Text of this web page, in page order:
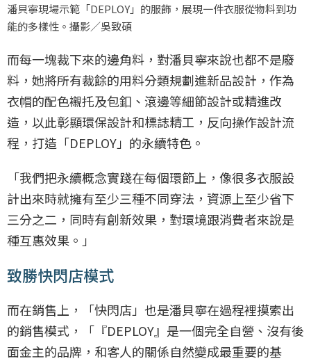
潘貝寧現場示範「DEPLOY」的服飾，展現一件衣服從物料到功
能的多樣性。攝影／吳致碩
而每一塊裁下來的邊角料，對潘貝寧來說也都不是廢
料，她將所有裁餘的用料分類規劃進新品設計，作為
衣帽的配色襯托及包釦、滾邊等細節設計或精進改
造，以此彰顯環保設計和標誌精工，反向操作設計流
程，打造「DEPLOY」的永續特色。
「我們把永續概念實踐在每個環節上，像很多衣服設
計出來時就擁有至少三種不同穿法，資源上至少省下
三分之二，同時有創新效果，對環境跟消費者來說是
種互惠效果。」
致勝快閃店模式
而在銷售上，「快閃店」也是潘貝寧在過程裡摸索出
的銷售模式，「『DEPLOY』是一個完全自營、沒有後
面金主的品牌，和客人的關係自然變成最重要的基